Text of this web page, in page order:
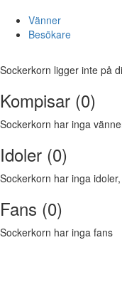
Vänner
Besökare
Sockerkorn ligger inte på
Kompisar (0)
Sockerkorn har inga
Idoler (0)
Sockerkorn har inga
Fans (0)
Sockerkorn har inga fans